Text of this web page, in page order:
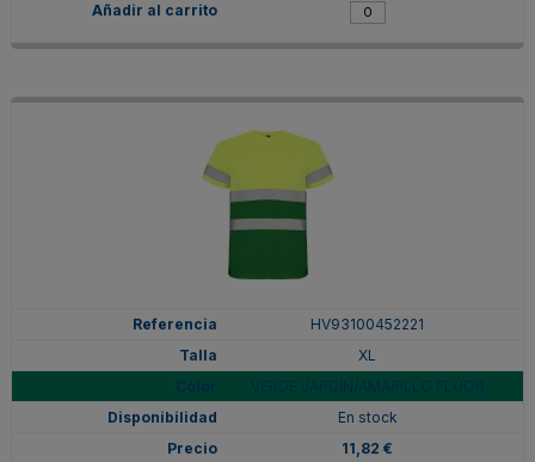
HV93100452221
XL
En stock
11,82 €